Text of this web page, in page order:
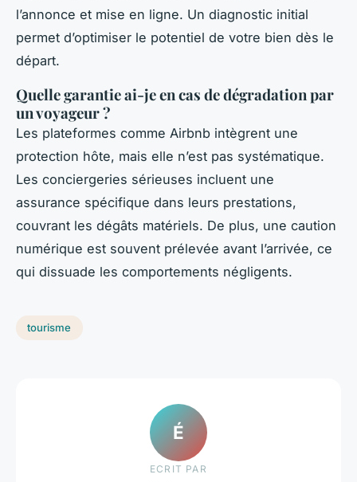
l’annonce et mise en ligne. Un diagnostic initial
permet d’optimiser le potentiel de votre bien dès le
départ.
Quelle garantie ai-je en cas de dégradation par
un voyageur ?
Les plateformes comme Airbnb intègrent une
protection hôte, mais elle n’est pas systématique.
Les conciergeries sérieuses incluent une
assurance spécifique dans leurs prestations,
couvrant les dégâts matériels. De plus, une caution
numérique est souvent prélevée avant l’arrivée, ce
qui dissuade les comportements négligents.
tourisme
É
ECRIT PAR